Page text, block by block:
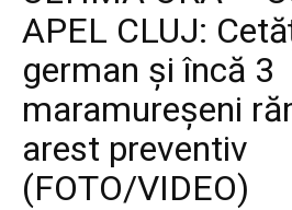
APEL CLUJ:
german și încă 3
maramureșeni
arest preventiv
(FOTO/VIDEO)